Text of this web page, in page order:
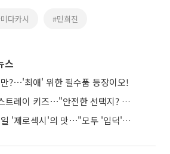
다카시 #민희진
스
?⋯'최애' 위한 필수품 등장이오!
이것저것 '다 되는' 스트레이 키즈⋯"안전한 선택지? 도전이 재밌죠"
나우즈, 올여름 물들일 '제로섹시'의 맛⋯"모두 '입덕'시킬 것"